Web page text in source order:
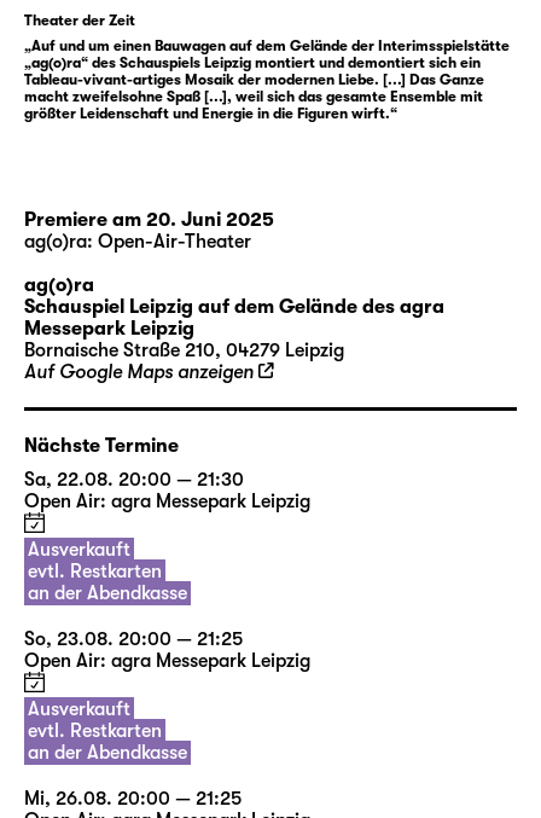
Das fragt sich auch Liv Strömquist in ihrer
Graphic Novel „I’m every woman“ und mit ihr
Ada Berger, die daraus ein Stück geschrieben
hat. Darin begegnen wir fünf Menschen
wiederkehrenden Herzschmerzes. Gekonnt
und einfallsreich stellen sie Szenen der
Beziehungen nach, die sie aus Literatur,
Fernsehen, Popkultur oder aus Erzählungen
ihrer Großeltern kennen. Sie schlüpfen in die
Rollen verschiedenster Paare, sie flirten,
streiten, vertragen und trennen sich. Sie
schreiben sich Briefe und Liebeslieder:
I’M EVERY WOMAN, IT’S ALL IN
ME ANYTHING YOU WANT
DONE, BABY, I’LL DO IT
NATURALLY
später Whitney Houston und schließlich mit
ihnen unzählige Fans vor den Radios, bei
Konzerten, im Auto, unter der Dusche — bis
heute. Alles zu sein, was das Gegenüber sich
wünscht, ist das unser Ziel? Eine Frau sein, so
wunderschön und ewig jung und voller
Theater der Zeit
„Auf und um einen Bauwagen auf dem Gelände der Interimsspielstätte
„ag(o)ra“ des Schauspiels Leipzig montiert und demontiert sich ein
Tableau-vivant-artiges Mosaik der modernen Liebe. [...] Das Ganze
macht zweifelsohne Spaß [...], weil sich das gesamte Ensemble mit
größter Leidenschaft und Energie in die Figuren wirft.“
Premiere am 20. Juni 2025
ag(o)ra: Open-Air-Theater
ag(o)ra
Schauspiel Leipzig auf dem Gelände des agra
Messepark Leipzig
Bornaische Straße 210, 04279 Leipzig
Auf Google Maps anzeigen
Nächste Termine
Sa, 22.08. 20:00 — 21:30
Open Air: agra Messepark Leipzig
Ausverkauft
evtl. Restkarten
an der Abendkasse
So, 23.08. 20:00 — 21:25
Open Air: agra Messepark Leipzig
Ausverkauft
evtl. Restkarten
an der Abendkasse
Mi, 26.08. 20:00 — 21:25